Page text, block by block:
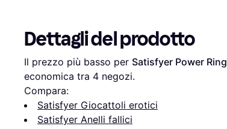
Dettagli del prodotto
Il prezzo più basso per Satisfyer Power Ring
economica tra 4 negozi.
Compara:
Satisfyer Giocattoli erotici
Satisfyer Anelli fallici